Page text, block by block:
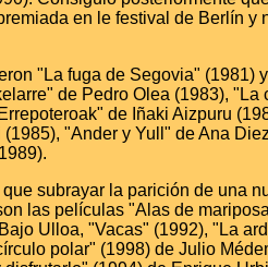
en le festival de Berlín y
"La fuga de Segovia" (1981)
de Pedro Olea (1983), "La
de Iñaki Aizpuru
"Ander y Yull" de Ana
subrayar la parición de una
las películas "Alas de
Ulloa, "Vacas" (1992), "La
polar" (1998) de Julio